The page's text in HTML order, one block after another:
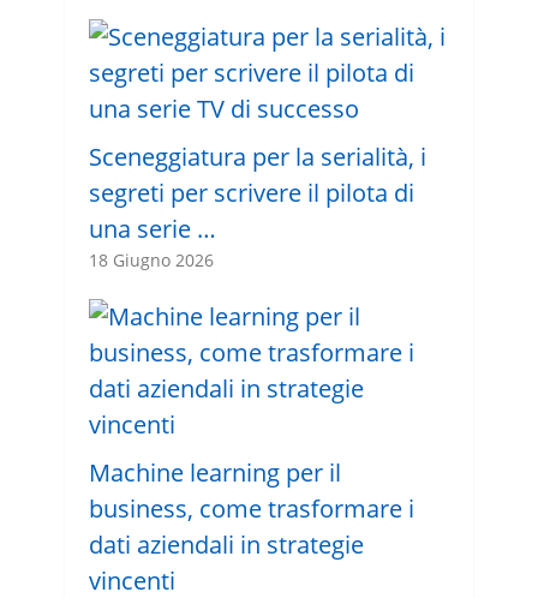
Sceneggiatura per la serialità, i
segreti per scrivere il pilota di
una serie …
18 Giugno 2026
Machine learning per il
business, come trasformare i
dati aziendali in strategie
vincenti